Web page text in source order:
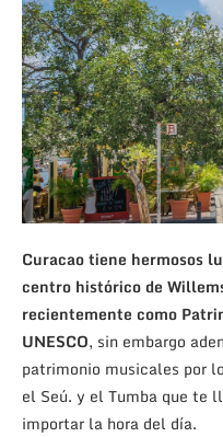
Curacao tiene hermosos
centro histórico de
recientemente como
UNESCO, sin embargo
patrimonio musicales por
el Seú. y el Tumba que te
importar la hora del día.